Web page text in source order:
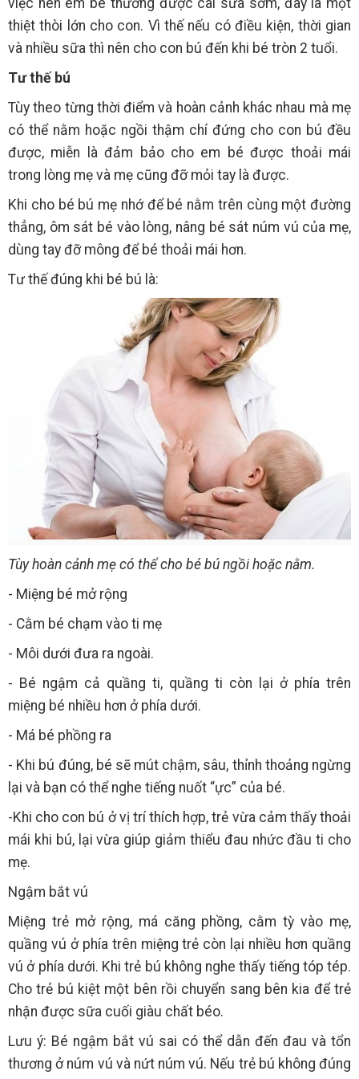
việc nên em bé thường được cai sữa sớm, đây là một
thiệt thòi lớn cho con. Vì thế nếu có điều kiện, thời gian
và nhiều sữa thì nên cho con bú đến khi bé tròn 2 tuổi.
Tư thế bú
Tùy theo từng thời điểm và hoàn cảnh khác nhau mà mẹ
có thể nằm hoặc ngồi thậm chí đứng cho con bú đều
được, miễn là đảm bảo cho em bé được thoải mái
trong lòng mẹ và mẹ cũng đỡ mỏi tay là được.
Khi cho bé bú mẹ nhớ để bé nằm trên cùng một đường
thẳng, ôm sát bé vào lòng, nâng bé sát núm vú của mẹ,
dùng tay đỡ mông để bé thoải mái hơn.
Tư thế đúng khi bé bú là:
Tùy hoàn cảnh mẹ có thể cho bé bú ngồi hoặc nằm.
- Miệng bé mở rộng
- Cằm bé chạm vào ti mẹ
- Môi dưới đưa ra ngoài.
- Bé ngậm cả quầng ti, quầng ti còn lại ở phía trên
miệng bé nhiều hơn ở phía dưới.
- Má bé phồng ra
- Khi bú đúng, bé sẽ mút chậm, sâu, thỉnh thoảng ngừng
lại và bạn có thể nghe tiếng nuốt “ực” của bé.
-Khi cho con bú ở vị trí thích hợp, trẻ vừa cảm thấy thoải
mái khi bú, lại vừa giúp giảm thiểu đau nhức đầu ti cho
mẹ.
Ngậm bắt vú
Miệng trẻ mở rộng, má căng phồng, cằm tỳ vào mẹ,
quầng vú ở phía trên miệng trẻ còn lại nhiều hơn quầng
vú ở phía dưới. Khi trẻ bú không nghe thấy tiếng tóp tép.
Cho trẻ bú kiệt một bên rồi chuyển sang bên kia để trẻ
nhận được sữa cuối giàu chất béo.
Lưu ý: Bé ngậm bắt vú sai có thể dẫn đến đau và tổn
thương ở núm vú và nứt núm vú. Nếu trẻ bú không đúng